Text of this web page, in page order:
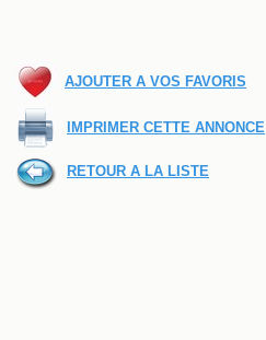
AJOUTER A VOS FAVORIS
IMPRIMER CETTE ANNONCE
RETOUR A LA LISTE